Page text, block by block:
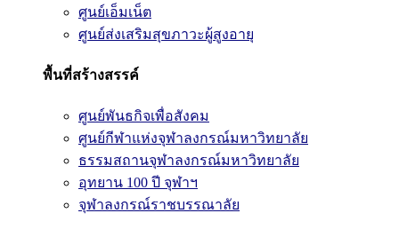
ศูนย์เอ็มเน็ต
ศูนย์ส่งเสริมสุขภาวะผู้สูงอายุ
พื้นที่สร้างสรรค์
ศูนย์พันธกิจเพื่อสังคม
ศูนย์กีฬาแห่งจุฬาลงกรณ์มหาวิทยาลัย
ธรรมสถานจุฬาลงกรณ์มหาวิทยาลัย
อุทยาน 100 ปี จุฬาฯ
จุฬาลงกรณ์ราชบรรณาลัย